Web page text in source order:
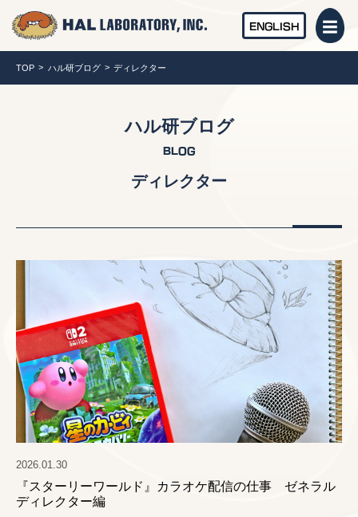
ENGLISH
TOP ハル研ブログ ディレクター
ハル研ブログ
BLOG
ディレクター
2026.01.30
『スターリーワールド』カラオケ配信の仕事 ゼネラル
ディレクター編